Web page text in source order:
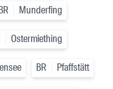
Munderfing
Ostermiething
BR Pfaffstätt